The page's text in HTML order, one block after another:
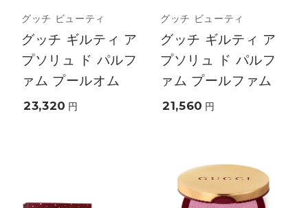
グッチ ビューティ
グッチ ギルティ ア
プソリュ ド パルフ
ァム プールオム
23,320 円
グッチ ビューティ
グッチ ギルティ ア
プソリュ ド パルフ
ァム プールファム
21,560 円